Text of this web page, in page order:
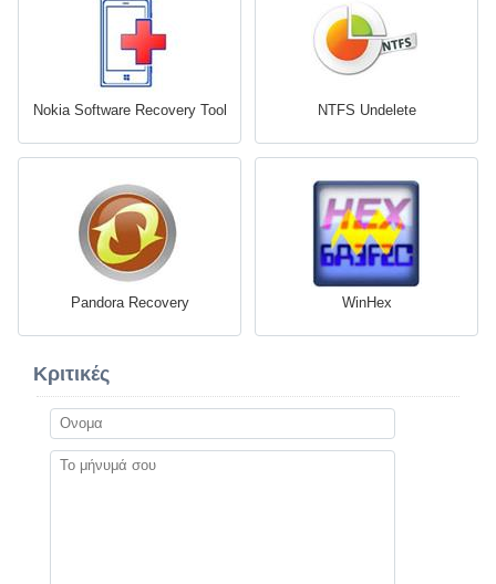
Nokia Software Recovery Tool NTFS Undelete
Pandora Recovery WinHex
Κριτικές